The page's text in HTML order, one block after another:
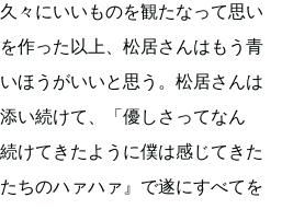
々にいいものを観たなって思い
作った以上、松居さんはもう青
ほうがいいと思う。松居さんは
い続けて、「優しさってなん
けてきたように僕は感じてきた
ちのハァハァ』で遂にすべてを